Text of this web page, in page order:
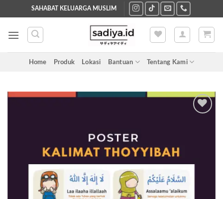
to
content
SAHABAT KELUARGA MUSLIM
Home Produk Lokasi Bantuan Tentang Kami